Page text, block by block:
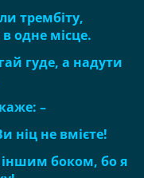
трембіту,
одне місце.
гуде, а надути
–
ніц не вмієте!
іншим боком, бо я